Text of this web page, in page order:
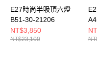
任。
４．使用「AFTEE先享後付」
時審查核予不同之上限額度；若
請求用戶進行身份認證。
E27時尚半吸頂六燈
B51-30-21206
NT$3,850
NT$23,100